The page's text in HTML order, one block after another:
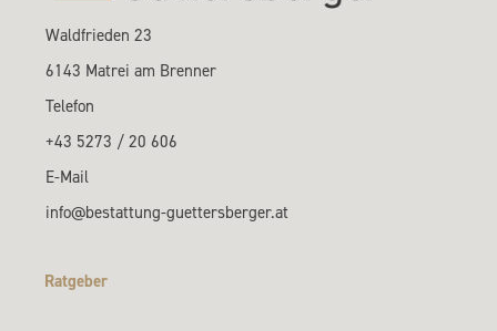
Waldfrieden 23
6143 Matrei am Brenner
Telefon
+43 5273 / 20 606
E-Mail
info@bestattung-guettersberger.at
Ratgeber